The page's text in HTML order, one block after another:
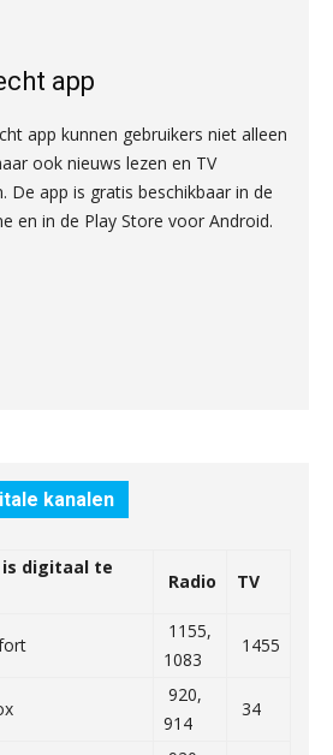
app
app kunnen gebruikers niet alleen
ook nieuws lezen en TV
De app is gratis beschikbaar in de
en in de Play Store voor Android.
kanalen
is digitaal te
Radio TV
1155,
1083
1455
920,
914
34